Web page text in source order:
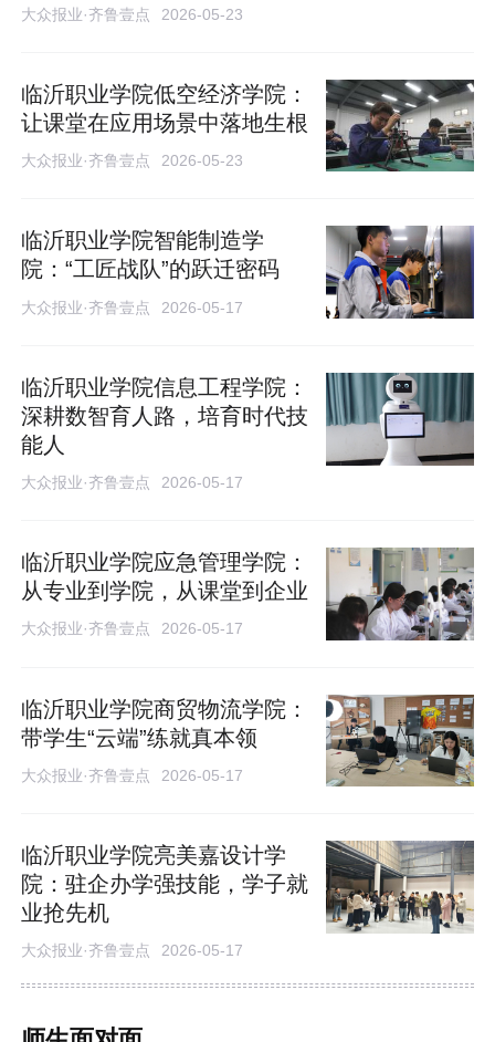
大众报业·齐鲁壹点 2026-05-23
临沂职业学院低空经济学院：
让课堂在应用场景中落地生根
大众报业·齐鲁壹点 2026-05-23
临沂职业学院智能制造学
院：“工匠战队”的跃迁密码
大众报业·齐鲁壹点 2026-05-17
临沂职业学院信息工程学院：
深耕数智育人路，培育时代技
能人
大众报业·齐鲁壹点 2026-05-17
临沂职业学院应急管理学院：
从专业到学院，从课堂到企业
大众报业·齐鲁壹点 2026-05-17
临沂职业学院商贸物流学院：
带学生“云端”练就真本领
大众报业·齐鲁壹点 2026-05-17
临沂职业学院亮美嘉设计学
院：驻企办学强技能，学子就
业抢先机
大众报业·齐鲁壹点 2026-05-17